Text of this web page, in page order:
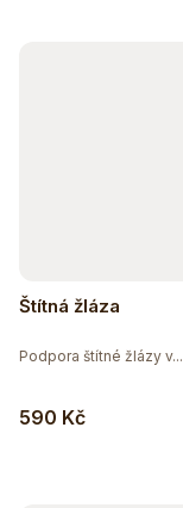
Štítná žláza
590 Kč
Podpora štítné žlázy v...
Těžko po jídle?